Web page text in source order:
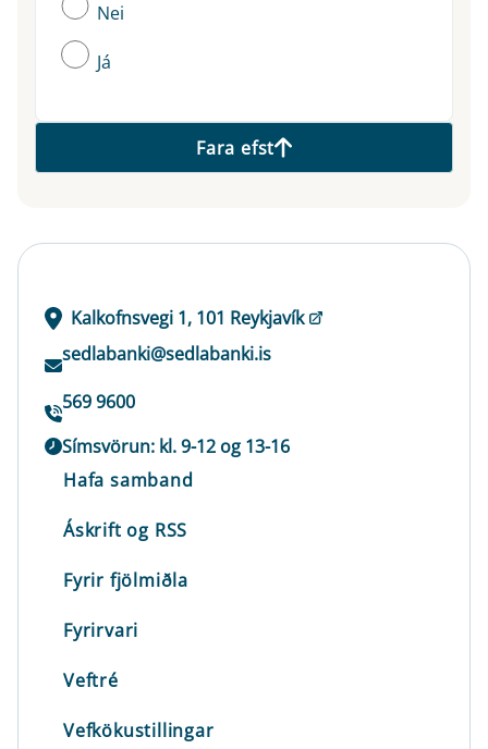
Nei
Já
Fara efst
Kalkofnsvegi 1, 101 Reykjavík
sedlabanki@sedlabanki.is
569 9600
Símsvörun: kl. 9-12 og 13-16
Hafa samband
Áskrift og RSS
Fyrir fjölmiðla
Fyrirvari
Veftré
Vefkökustillingar